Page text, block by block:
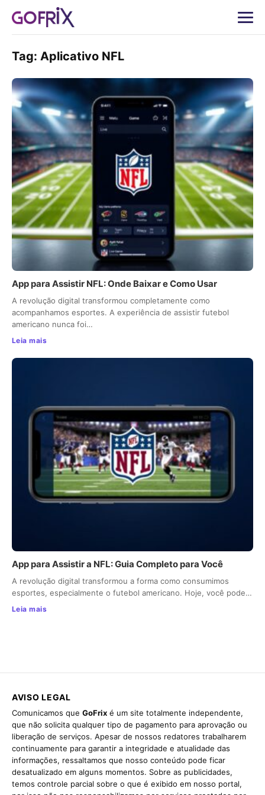
Tag: Aplicativo NFL
App para Assistir NFL: Onde Baixar e Como Usar
A revolução digital transformou completamente como
acompanhamos esportes. A experiência de assistir futebol
americano nunca foi…
Leia mais
App para Assistir a NFL: Guia Completo para Você
A revolução digital transformou a forma como consumimos
esportes, especialmente o futebol americano. Hoje, você pode…
Leia mais
AVISO LEGAL
Comunicamos que GoFrix é um site totalmente independente,
que não solicita qualquer tipo de pagamento para aprovação ou
liberação de serviços. Apesar de nossos redatores trabalharem
continuamente para garantir a integridade e atualidade das
informações, ressaltamos que nosso conteúdo pode ficar
desatualizado em alguns momentos. Sobre as publicidades,
temos controle parcial sobre o que é exibido em nosso portal,